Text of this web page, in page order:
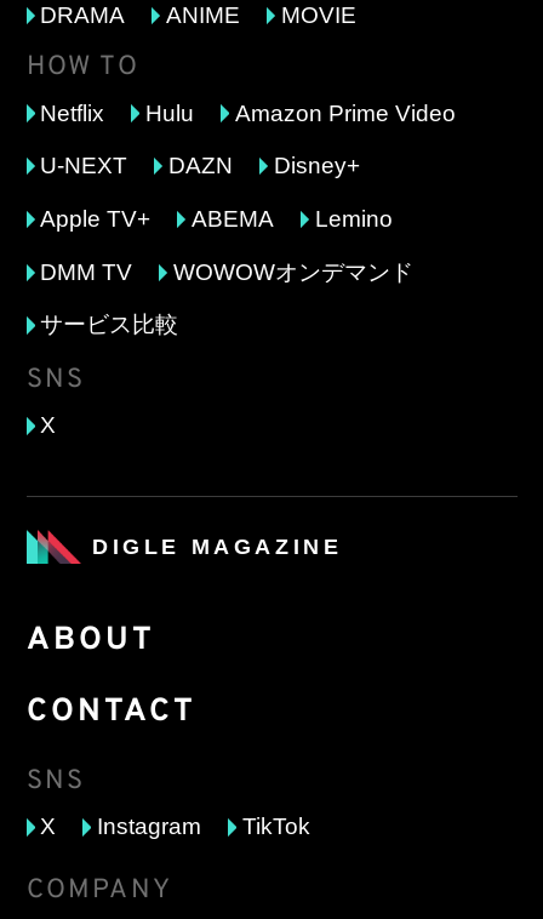
DIGLE MAGAZINE
ABOUT
CONTACT
SNS
X Instagram TikTok
COMPANY
DRAMA ANIME MOVIE
HOW TO
Netflix Hulu Amazon Prime Video
U-NEXT DAZN Disney+
Apple TV+ ABEMA Lemino
DMM TV WOWOWオンデマンド
サービス比較
SNS
X